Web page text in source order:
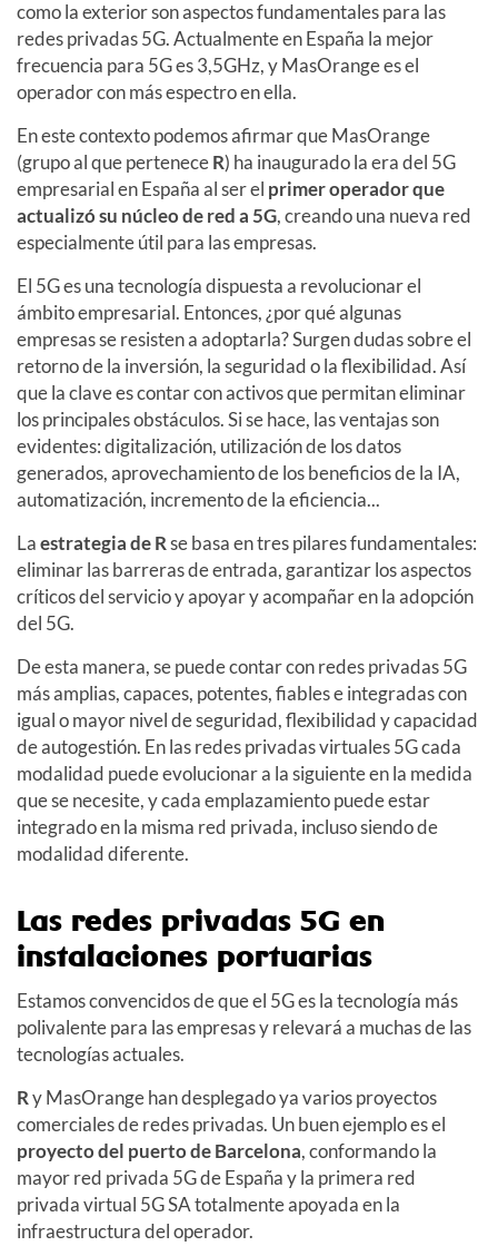
como la exterior son aspectos fundamentales para las
redes privadas 5G. Actualmente en España la mejor
frecuencia para 5G es 3,5GHz, y MasOrange es el
operador con más espectro en ella.
En este contexto podemos afirmar que MasOrange
(grupo al que perteneceR) ha inaugurado la era del 5G
empresarial en España al ser el primer operador que
actualizó su núcleo de red a 5G, creando una nueva red
especialmente útil para las empresas.
El 5G es una tecnología dispuesta a revolucionar el
ámbito empresarial. Entonces, ¿por qué algunas
empresas se resisten a adoptarla? Surgen dudas sobre el
retorno de la inversión, la seguridad o la flexibilidad. Así
que la clave es contar con activos que permitan eliminar
los principales obstáculos. Si se hace, las ventajas son
evidentes: digitalización, utilización de los datos
generados, aprovechamiento de los beneficios de la IA,
automatización, incremento de la eficiencia...
Laestrategia de Rse basa en tres pilares fundamentales:
eliminar las barreras de entrada, garantizar los aspectos
críticos del servicio y apoyar y acompañar en la adopción
del 5G.
De esta manera, se puede contar con redes privadas 5G
más amplias, capaces, potentes, fiables e integradas con
igual o mayor nivel de seguridad, flexibilidad y capacidad
de autogestión. En las redes privadas virtuales 5G cada
modalidad puede evolucionar a la siguiente en la medida
que se necesite, y cada emplazamiento puede estar
integrado en la misma red privada, incluso siendo de
modalidad diferente.
Las redes privadas 5G en
instalaciones portuarias
Estamos convencidos de que el 5G es la tecnología más
polivalente para las empresas y relevará a muchas de las
tecnologías actuales.
Ry MasOrange han desplegado ya varios proyectos
comerciales de redes privadas. Un buen ejemplo es el
proyecto del puerto de Barcelona, conformando la
mayor red privada 5G de España y la primera red
privada virtual 5G SA totalmente apoyada en la
infraestructura del operador.